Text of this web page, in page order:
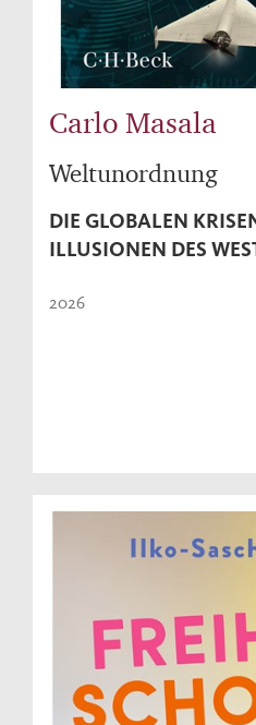
Carlo Masala
Weltunordnung
DIE GLOBALEN
ILLUSIONEN DES
2026